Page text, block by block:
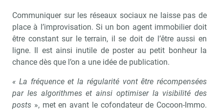
Communiquer sur les réseaux sociaux ne laisse pas de
place à l’improvisation. Si un bon agent immobilier doit
être constant sur le terrain, il se doit de l’être aussi en
ligne. Il est ainsi inutile de poster au petit bonheur la
chance dès que l’on a une idée de publication.
« La fréquence et la régularité vont être récompensées
par les algorithmes et ainsi optimiser la visibilité des
posts », met en avant le cofondateur de Cocoon-Immo.